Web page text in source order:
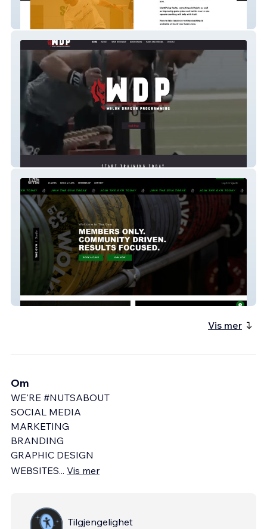
Orange Squash
Welsh Dragon Program
Thegym
Vis mer
Om
WE'RE #NUTSABOUT
SOCIAL MEDIA
MARKETING
BRANDING
GRAPHIC DESIGN
WEBSITES... Vis mer
Tilgjengelighet